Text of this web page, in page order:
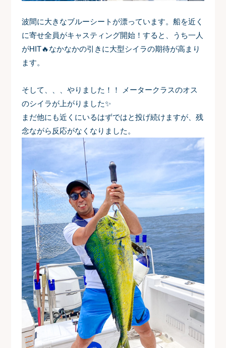
波間に大きなブルーシートが漂っています。船を近く
に寄せ全員がキャスティング開始！すると、うち一人
がHIT🔥なかなかの引きに大型シイラの期待が高まり
ます。
そして、、、やりました！！ メータークラスのオス
のシイラが上がりました✨
まだ他にも近くにいるはずではと投げ続けますが、残
念ながら反応がなくなりました。